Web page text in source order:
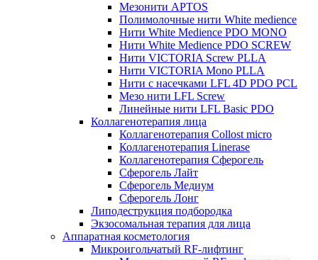
Мезонити APTOS
Полимолочные нити White medience
Нити White Medience PDO MONO
Нити White Medience PDO SCREW
Нити VICTORIA Screw PLLA
Нити VICTORIA Mono PLLA
Нити с насечками LFL 4D PDO PCL
Мезо нити LFL Screw
Линейные нити LFL Basic PDO
Коллагенотерапия лица
Коллагенотерапия Collost micro
Коллагенотерапия Linerase
Коллагенотерапия Сферогель
Сферогель Лайт
Сферогель Медиум
Сферогель Лонг
Липодеструкция подбородка
Экзосомальная терапия для лица
Аппаратная косметология
Микроигольчатый RF-лифтинг